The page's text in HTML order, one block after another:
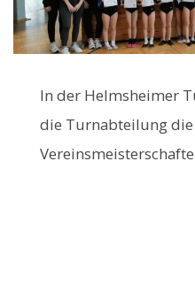
In der Helmsheimer
die Turnabteilung